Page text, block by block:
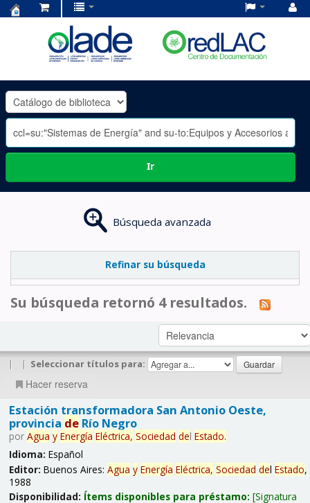
OLADE
-
Ir
Búsqueda avanzada
Refinar su búsqueda
Su búsqueda retornó 4 resultados.
| | Seleccionar títulos para:
Hacer reserva
Estación transformadora San Antonio Oeste,
provincia deRío Negro
por Agua y Energía Eléctrica, Sociedad del Estado.
Idioma: Español
Editor: Buenos Aires: Agua y Energía Eléctrica, Sociedad del Estado,
1988
Disponibilidad: Ítems disponibles para préstamo: Signatura